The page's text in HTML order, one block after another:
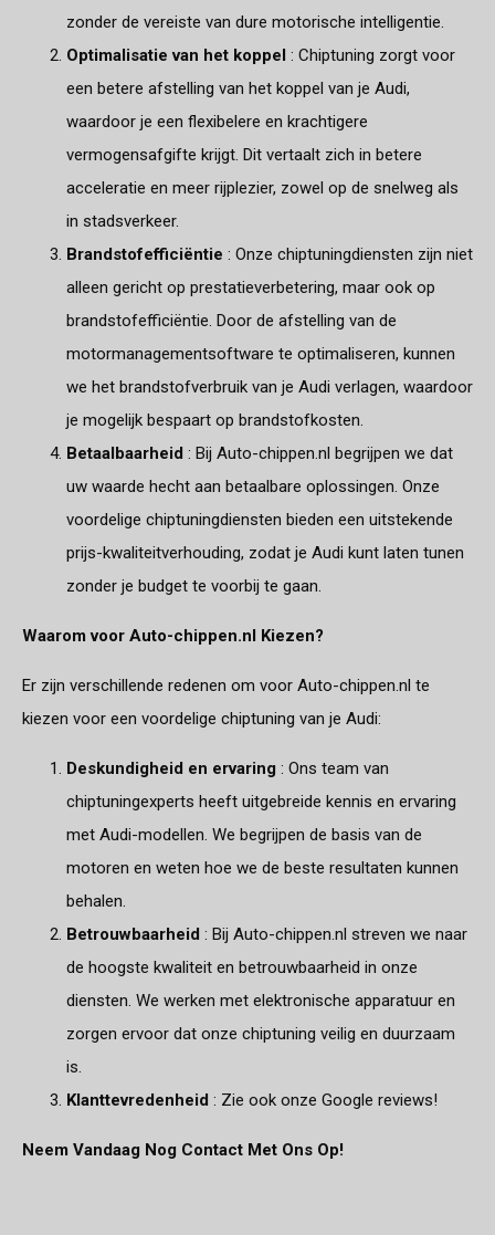
zonder de vereiste van dure motorische intelligentie.
Optimalisatie van het koppel : Chiptuning zorgt voor
een betere afstelling van het koppel van je Audi,
waardoor je een flexibelere en krachtigere
vermogensafgifte krijgt. Dit vertaalt zich in betere
acceleratie en meer rijplezier, zowel op de snelweg als
in stadsverkeer.
Brandstofefficiëntie : Onze chiptuningdiensten zijn niet
alleen gericht op prestatieverbetering, maar ook op
brandstofefficiëntie. Door de afstelling van de
motormanagementsoftware te optimaliseren, kunnen
we het brandstofverbruik van je Audi verlagen, waardoor
je mogelijk bespaart op brandstofkosten.
Betaalbaarheid : Bij Auto-chippen.nl begrijpen we dat
uw waarde hecht aan betaalbare oplossingen. Onze
voordelige chiptuningdiensten bieden een uitstekende
prijs-kwaliteitverhouding, zodat je Audi kunt laten tunen
zonder je budget te voorbij te gaan.
Waarom voor Auto-chippen.nl Kiezen?
Er zijn verschillende redenen om voor Auto-chippen.nl te
kiezen voor een voordelige chiptuning van je Audi:
Deskundigheid en ervaring : Ons team van
chiptuningexperts heeft uitgebreide kennis en ervaring
met Audi-modellen. We begrijpen de basis van de
motoren en weten hoe we de beste resultaten kunnen
behalen.
Betrouwbaarheid : Bij Auto-chippen.nl streven we naar
de hoogste kwaliteit en betrouwbaarheid in onze
diensten. We werken met elektronische apparatuur en
zorgen ervoor dat onze chiptuning veilig en duurzaam
is.
Klanttevredenheid : Zie ook onze Google reviews!
Neem Vandaag Nog Contact Met Ons Op!